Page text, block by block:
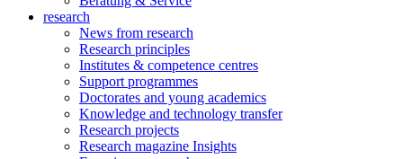
research
News from research
Research principles
Institutes & competence centres
Support programmes
Doctorates and young academics
Knowledge and technology transfer
Research projects
Research magazine Insights